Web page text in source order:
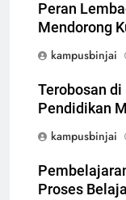
Peran
Mendorong
kampusbinjai
Terobosan
Pendidikan
kampusbinjai
Proses